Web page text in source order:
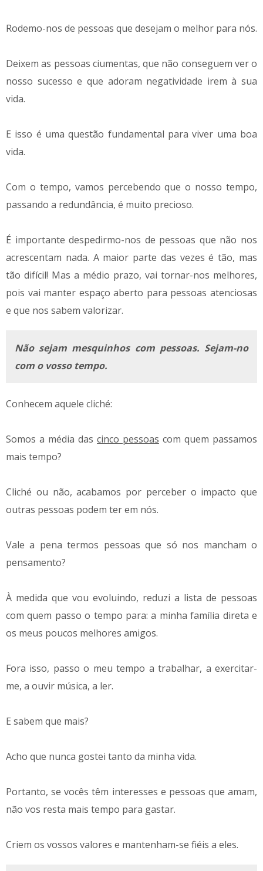
Rodemo-nos de pessoas que desejam o melhor para nós.
Deixem as pessoas ciumentas, que não conseguem ver o
nosso sucesso e que adoram negatividade irem à sua
vida.
E isso é uma questão fundamental para viver uma boa
vida.
Com o tempo, vamos percebendo que o nosso tempo,
passando a redundância, é muito precioso.
É importante despedirmo-nos de pessoas que não nos
acrescentam nada. A maior parte das vezes é tão, mas
tão difícil! Mas a médio prazo, vai tornar-nos melhores,
pois vai manter espaço aberto para pessoas atenciosas
e que nos sabem valorizar.
Não sejam mesquinhos com pessoas. Sejam-no
com o vosso tempo.
Conhecem aquele cliché:
Somos a média das cinco pessoas com quem passamos
mais tempo?
Cliché ou não, acabamos por perceber o impacto que
outras pessoas podem ter em nós.
Vale a pena termos pessoas que só nos mancham o
pensamento?
À medida que vou evoluindo, reduzi a lista de pessoas
com quem passo o tempo para: a minha família direta e
os meus poucos melhores amigos.
Fora isso, passo o meu tempo a trabalhar, a exercitar-
me, a ouvir música, a ler.
E sabem que mais?
Acho que nunca gostei tanto da minha vida.
Portanto, se vocês têm interesses e pessoas que amam,
não vos resta mais tempo para gastar.
Criem os vossos valores e mantenham-se fiéis a eles.